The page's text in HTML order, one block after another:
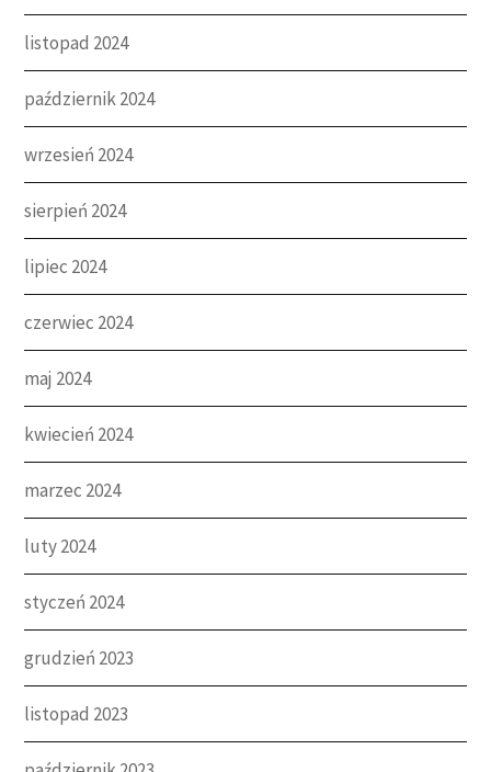
listopad 2024
październik 2024
wrzesień 2024
sierpień 2024
lipiec 2024
czerwiec 2024
maj 2024
kwiecień 2024
marzec 2024
luty 2024
styczeń 2024
grudzień 2023
listopad 2023